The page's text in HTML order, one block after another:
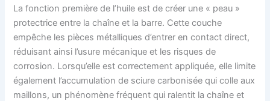
La fonction première de l’huile est de créer une « peau »
protectrice entre la chaîne et la barre. Cette couche
empêche les pièces métalliques d’entrer en contact direct,
réduisant ainsi l’usure mécanique et les risques de
corrosion. Lorsqu’elle est correctement appliquée, elle limite
également l’accumulation de sciure carbonisée qui colle aux
maillons, un phénomène fréquent qui ralentit la chaîne et